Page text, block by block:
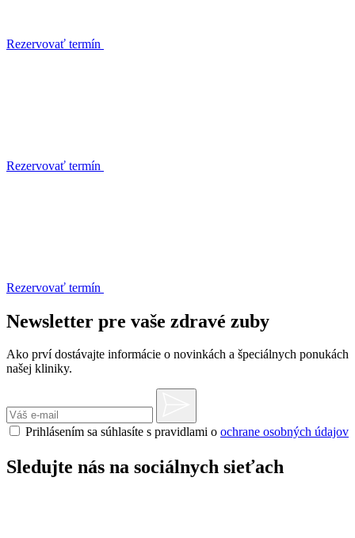
Rezervovať termín
Rezervovať termín
Rezervovať termín
Newsletter pre vaše zdravé zuby
Ako prví dostávajte informácie o novinkách a špeciálnych ponukách
našej kliniky.
Prihlásením sa súhlasíte s pravidlami o ochrane osobných údajov
Sledujte nás na sociálnych sieťach